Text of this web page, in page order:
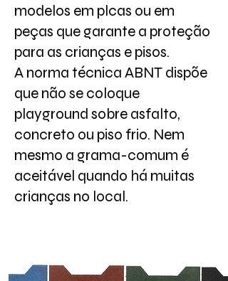
modelos em plcas ou em
peças que garante a proteção
para as crianças e pisos.
A norma técnica ABNT dispõe
que não se coloque
playground sobre asfalto,
concreto ou piso frio. Nem
mesmo a grama-comum é
aceitável quando há muitas
crianças no local.